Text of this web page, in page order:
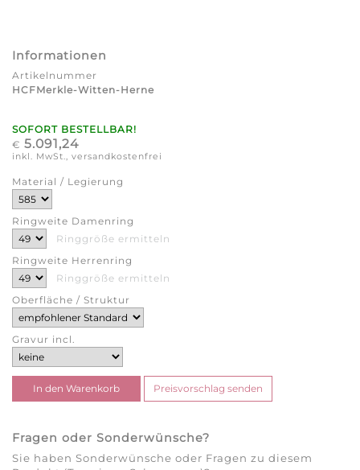
Informationen
Artikelnummer
HCFMerkle-Witten-Herne
SOFORT BESTELLBAR!
€ 5.091,24
inkl. MwSt., versandkostenfrei
Material / Legierung
Ringweite Damenring
Ringgröße ermitteln
Ringweite Herrenring
Ringgröße ermitteln
Oberfläche / Struktur
Gravur incl.
Fragen oder Sonderwünsche?
Sie haben Sonderwünsche oder Fragen zu diesem